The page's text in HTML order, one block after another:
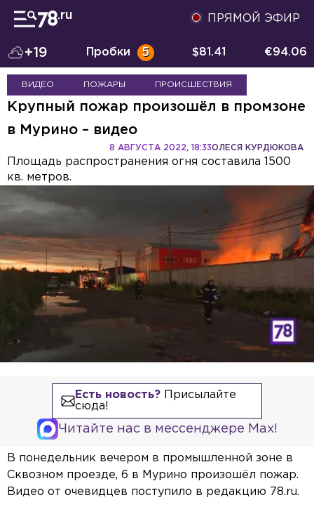
ПРЯМОЙ ЭФИР
+19 Пробки 5 $81.41 €94.06
ВИДЕО ПОЖАРЫ ПРОИСШЕСТВИЯ
Крупный пожар произошёл в промзоне
в Мурино – видео
ОЛЕСЯ КУРДЮКОВА
8 АВГУСТА 2022, 18:33
Площадь распространения огня составила 1500
кв. метров.
Есть новость?Присылайте
сюда!
Читайте нас в мессенджере Max!
В понедельник вечером в промышленной зоне в
Сквозном проезде, 6 в Мурино произошёл пожар.
Видео от очевидцев поступило в редакцию 78.ru.